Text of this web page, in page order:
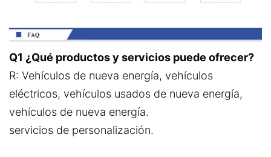
Q1 ¿Qué productos y servicios puede ofrecer?
R: Vehículos de nueva energía, vehículos
eléctricos, vehículos usados de nueva energía,
vehículos de nueva energía.
servicios de personalización.